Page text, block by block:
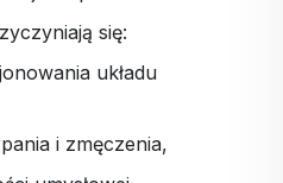
się:
układu
i zmęczenia,